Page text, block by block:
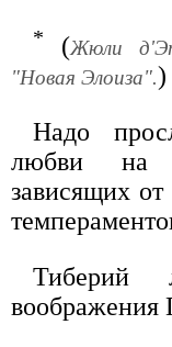
* (Жюли
"Новая Элоиза".)
Надо
любви на
зависящих
Тиберий
воображения